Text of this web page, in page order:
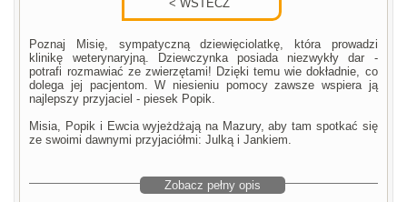
Poznaj Misię, sympatyczną dziewięciolatkę, która prowadzi
klinikę weterynaryjną. Dziewczynka posiada niezwykły dar -
potrafi rozmawiać ze zwierzętami! Dzięki temu wie dokładnie, co
dolega jej pacjentom. W niesieniu pomocy zawsze wspiera ją
najlepszy przyjaciel - piesek Popik.
Misia, Popik i Ewcia wyjeżdżają na Mazury, aby tam spotkać się
ze swoimi dawnymi przyjaciółmi: Julką i Jankiem.
Zobacz pełny opis